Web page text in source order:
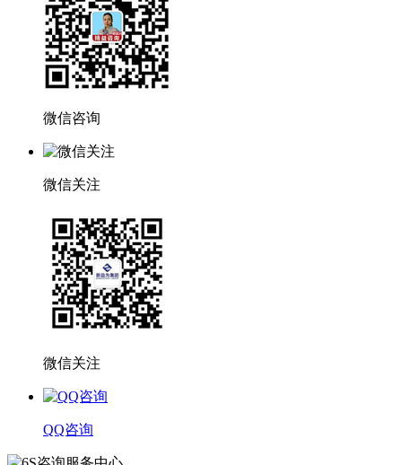
微信咨询
微信关注
微信关注
QQ咨询